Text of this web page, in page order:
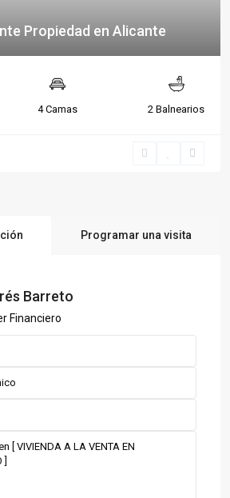
Propiedad en Alicante
4 Camas 2 Balnearios
Programar una visita
Barreto
Financiero